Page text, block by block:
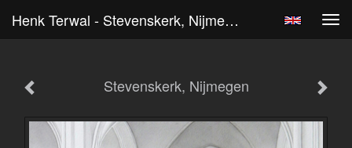
Henk Terwal - Stevenskerk, Nijmegen
Stevenskerk, Nijmegen